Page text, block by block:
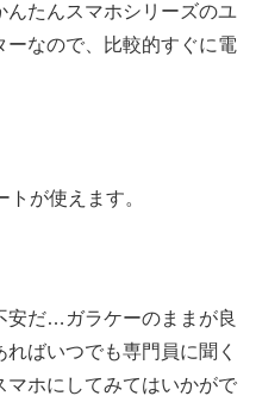
たんスマホシリーズのユ
なので、比較的すぐに電
が使えます。
安だ…ガラケーのままが良
ばいつでも専門員に聞く
ホにしてみてはいかがで